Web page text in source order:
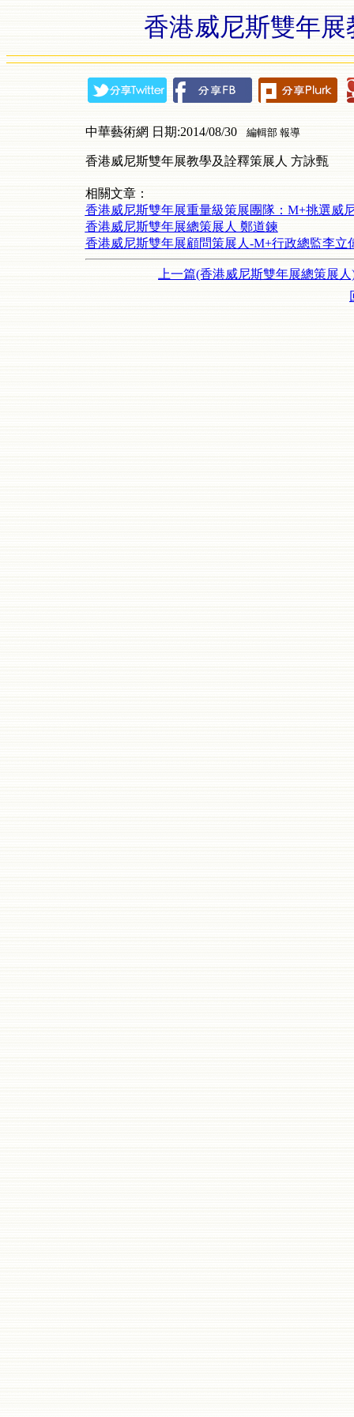
香港威尼斯雙年
中華藝術網 日期:2014/08/30 編輯部 報導
香港威尼斯雙年展教學及詮釋策展人 方詠甄
相關文章：
香港威尼斯雙年展重量級策展團隊：M+挑選威
香港威尼斯雙年展總策展人 鄭道鍊
香港威尼斯雙年展顧問策展人-M+行政總監李立
上一篇(香港威尼斯雙年展總策展人